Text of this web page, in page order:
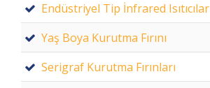
Endüstriyel Tip İnfrared Isıtıcılar
Yaş Boya Kurutma Fırını
Serigraf Kurutma Fırınları